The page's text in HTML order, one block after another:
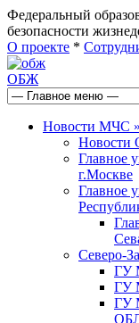
Федеральный
безопасности
О проекте *
ОБЖ
Новости МЧС »
Главное
г.Москве
Главное
Северо-
ГУ
ГУ
ГУ